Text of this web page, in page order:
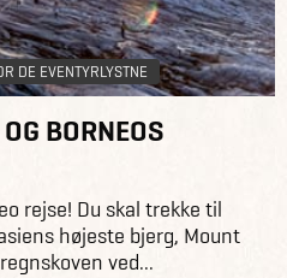
DE EVENTYRLYSTNE
BORNEOS
rejse! Du skal trekke til
højeste bjerg, Mount
ved...